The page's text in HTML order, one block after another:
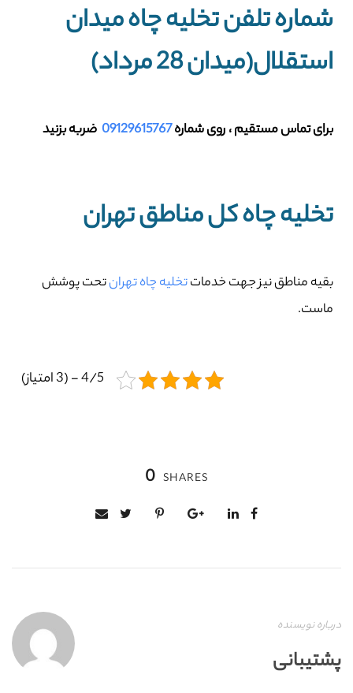
شماره تلفن تخلیه چاه میدان
استقلال(میدان 28 مرداد)
برای تماس مستقیم ، روی شماره09129615767 ضربه بزنید
تخلیه چاه کل مناطق تهران
بقیه مناطق نیز جهت خدماتتخلیه چاه تهرانتحت پوشش
ماست.
4/5 - (3 امتیاز)
0 SHARES
درباره نویسنده
پشتیبانی